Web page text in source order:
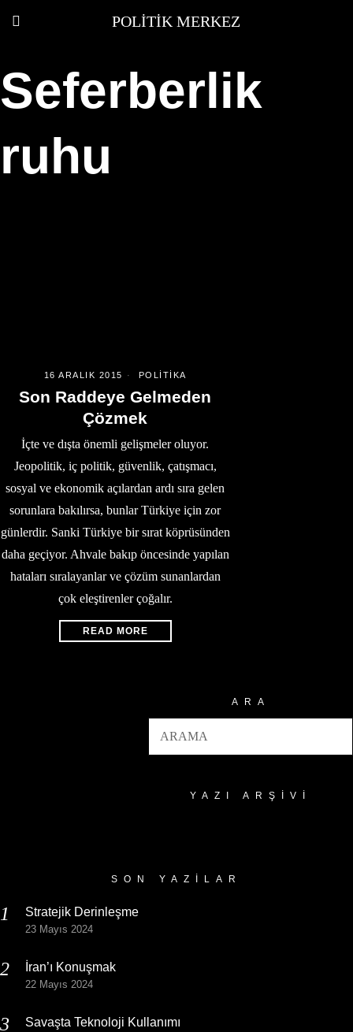
POLITIK MERKEZ
Seferberlik
ruhu
16 ARALIK 2015 POLITIKA
Son Raddeye Gelmeden
Çözmek
İçte ve dışta önemli gelişmeler oluyor.
Jeopolitik, iç politik, güvenlik, çatışmacı,
sosyal ve ekonomik açılardan ardı sıra gelen
sorunlara bakılırsa, bunlar Türkiye için zor
günlerdir. Sanki Türkiye bir sırat köprüsünden
daha geçiyor. Ahvale bakıp öncesinde yapılan
hataları sıralayanlar ve çözüm sunanlardan
çok eleştirenler çoğalır.
READ MORE
ARA
YAZI ARŞIVI
SON YAZILAR
Stratejik Derinleşme
23 Mayıs 2024
İran’ı Konuşmak
22 Mayıs 2024
Savaşta Teknoloji Kullanımı